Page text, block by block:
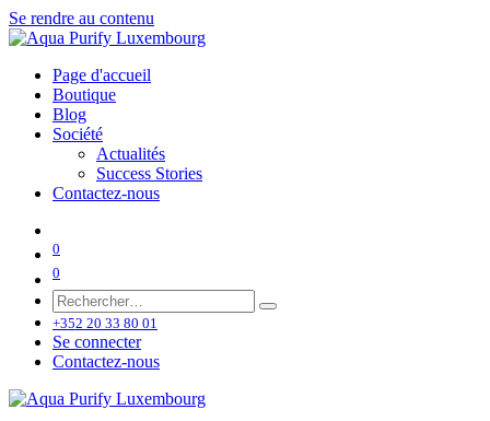
Se rendre au contenu
Page d'accueil
Boutique
Blog
Société
Actualités
Success Stories
Contactez-nous
0
0
+352 20 33 80 01
Se connecter
Contactez-nous